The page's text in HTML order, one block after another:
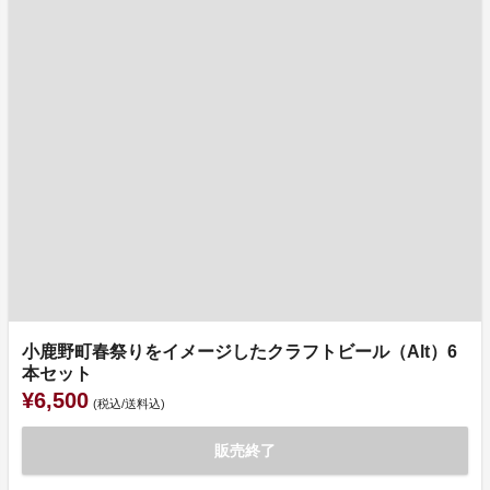
小鹿野町春祭りをイメージしたクラフトビール（Alt）6
本セット
¥6,500 (税込/送料込)
販売終了